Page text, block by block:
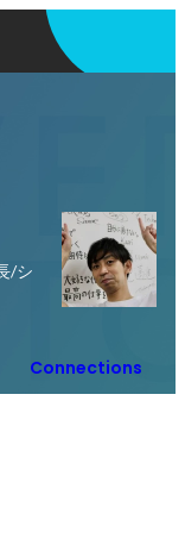
/シ
Connections